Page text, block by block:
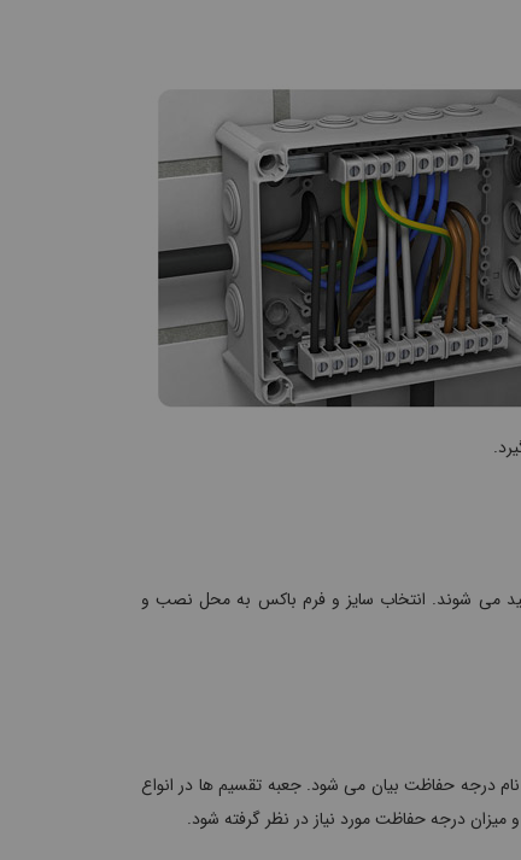
می شوند. انتخاب سایز و فرم باکس به محل نصب و
درجه حفاظت بیان می شود. جعبه تقسیم ها در انواع